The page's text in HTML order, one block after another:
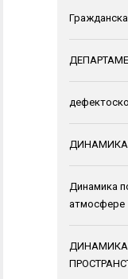
ДИНАМИКА
Динамика
атмосфере